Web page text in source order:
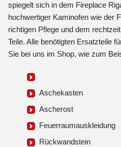
spiegelt sich in dem Fireplace
hochwertiger Kaminofen wie der
richtigen Pflege und dem
Teile. Alle benötigten Ersatzteile
Sie bei uns im Shop, wie zum
Aschekasten
Ascherost
Feuerraumauskleidung
Rückwandstein